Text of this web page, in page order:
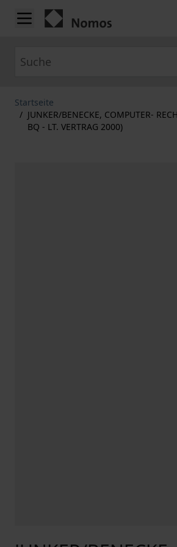
Zum Inhalt springen
Startseite
/ JUNKER/BENECKE, COMPUTER-
BQ - LT. VERTRAG 2000)